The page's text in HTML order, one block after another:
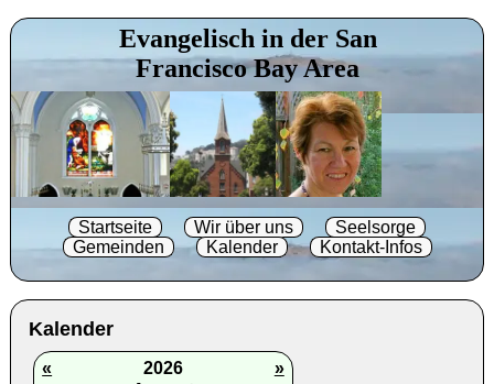
Evangelisch in der San
Francisco Bay Area
Startseite Wir über uns
Seelsorge
Gemeinden
Kalender Kontakt-Infos
Kalender
»
2026
«